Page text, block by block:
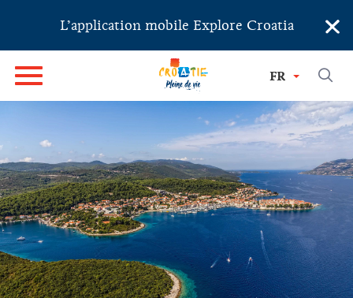
L’application mobile Explore Croatia ×
FR